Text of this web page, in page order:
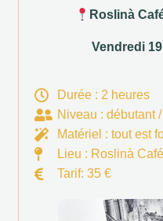
Roslinà
Vendredi
Durée : 2 heures
Niveau : débutant
Matériel : tout est
Lieu : Roslinà
Tarif: 35 €